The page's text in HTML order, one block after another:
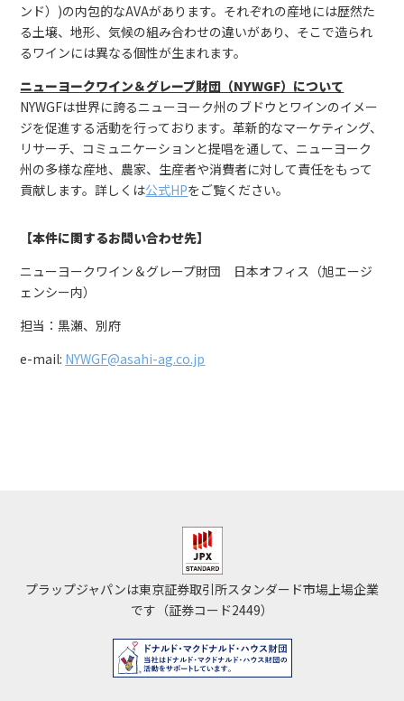
ンド）)の内包的なAVAがあります。それぞれの産地には歴然た
る土壌、地形、気候の組み合わせの違いがあり、そこで造られ
るワインには異なる個性が生まれます。
ニューヨークワイン＆グレープ財団（NYWGF）について
NYWGFは世界に誇るニューヨーク州のブドウとワインのイメー
ジを促進する活動を行っております。革新的なマーケティング、
リサーチ、コミュニケーションと提唱を通して、ニューヨーク
州の多様な産地、農家、生産者や消費者に対して責任をもって
貢献します。詳しくは公式HPをご覧ください。
【本件に関するお問い合わせ先】
ニューヨークワイン＆グレープ財団 日本オフィス（旭エージ
ェンシー内）
担当：黒瀬、別府
e-mail: NYWGF@asahi-ag.co.jp
プラップジャパンは東京証券取引所スタンダード市場上場企業
です（証券コード2449）